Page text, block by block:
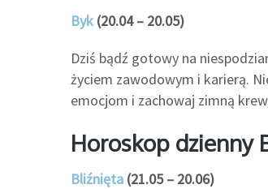
Byk (20.04 – 20.05)
Dziś bądź gotowy na
życiem zawodowym i karierą.
emocjom i zachowaj zimną
Horoskop dzienny
Bliźnięta (21.05 – 20.06)